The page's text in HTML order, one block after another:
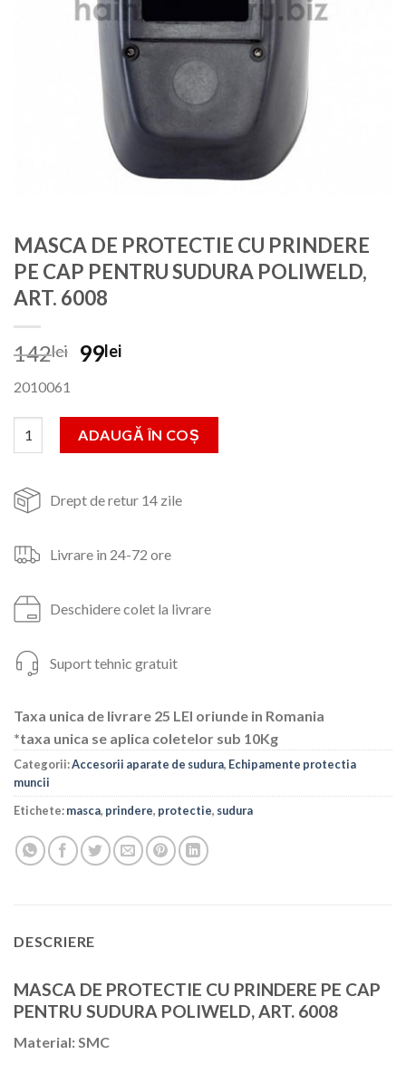
MASCA DE PROTECTIE CU PRINDERE
PE CAP PENTRU SUDURA POLIWELD,
ART. 6008
142lei
Prețul
fost:
142lei.
99leiPrețul
99lei.
2010061
Cantitate MASCA DE PROTECTIE CU PRINDERE PE CAP
ADAUGĂ ÎN COȘ
Drept de retur 14 zile
Livrare in 24-72 ore
Deschidere colet la livrare
Suport tehnic gratuit
Taxa unica de livrare 25 LEI oriunde in Romania
*taxa unica se aplica coletelor sub 10Kg
Categorii:Accesorii aparate de sudura, Echipamente protectia
muncii
Etichete:masca, prindere, protectie, sudura
DESCRIERE
MASCA DE PROTECTIE CU PRINDERE PE CAP
PENTRU SUDURA POLIWELD, ART. 6008
Material: SMC